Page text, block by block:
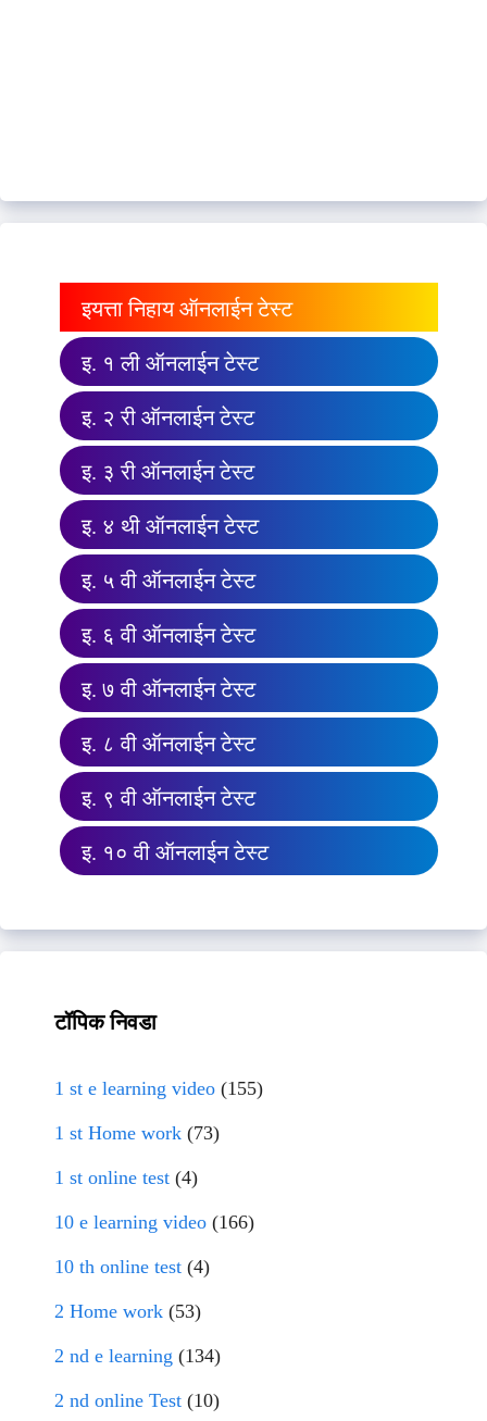
इयत्ता निहाय ऑनलाईन टेस्ट
इ. १ ली ऑनलाईन टेस्ट
इ. २ री ऑनलाईन टेस्ट
इ. ३ री ऑनलाईन टेस्ट
इ. ४ थी ऑनलाईन टेस्ट
इ. ५ वी ऑनलाईन टेस्ट
इ. ६ वी ऑनलाईन टेस्ट
इ. ७ वी ऑनलाईन टेस्ट
इ. ८ वी ऑनलाईन टेस्ट
इ. ९ वी ऑनलाईन टेस्ट
इ. १० वी ऑनलाईन टेस्ट
टॉपिक निवडा
1 st e learning video (155)
1 st Home work (73)
1 st online test (4)
10 e learning video (166)
10 th online test (4)
2 Home work (53)
2 nd e learning (134)
2 nd online Test (10)